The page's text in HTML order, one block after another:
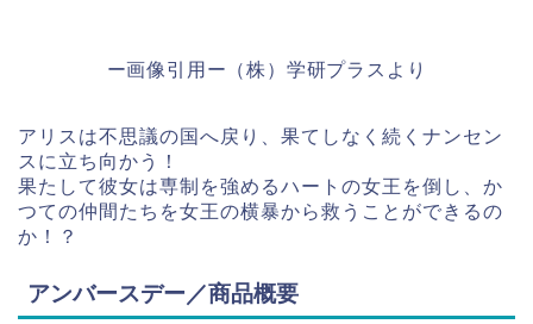
ー画像引用ー（株）学研プラスより
アリスは不思議の国へ戻り、果てしなく続くナンセン
スに立ち向かう！
果たして彼女は専制を強めるハートの女王を倒し、か
つての仲間たちを女王の横暴から救うことができるの
か！？
アンバースデー／商品概要